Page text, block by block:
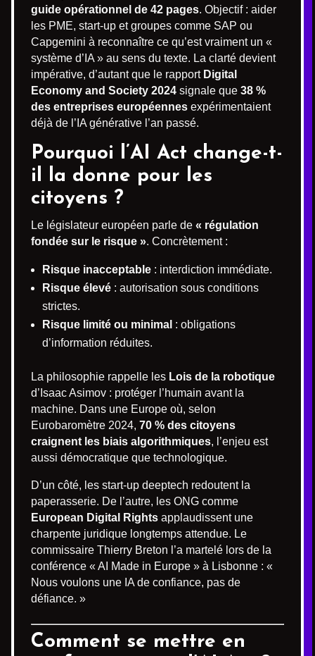
guide opérationnel de 42 pages. Objectif : aider
les PME, start-up et groupes comme SAP ou
Capgemini à reconnaître ce qu’est vraiment un «
système d’IA » au sens du texte. La clarté devient
impérative, d’autant que le rapport Digital
Economy and Society 2024 signale que 38 %
des entreprises européennes expérimentaient
déjà de l’IA générative l’an passé.
Pourquoi l’AI Act change-t-
il la donne pour les
citoyens ?
Le législateur européen parle de « régulation
fondée sur le risque ». Concrètement :
Risque inacceptable : interdiction immédiate.
Risque élevé : autorisation sous conditions
strictes.
Risque limité ou minimal : obligations
d’information réduites.
La philosophie rappelle les Lois de la robotique
d’Isaac Asimov : protéger l’humain avant la
machine. Dans une Europe où, selon
Eurobaromètre 2024, 70 % des citoyens
craignent les biais algorithmiques, l’enjeu est
aussi démocratique que technologique.
D’un côté, les start-up deeptech redoutent la
paperasserie. De l’autre, les ONG comme
European Digital Rights applaudissent une
charpente juridique longtemps attendue. Le
commissaire Thierry Breton l’a martelé lors de la
conférence « AI Made in Europe » à Lisbonne : «
Nous voulons une IA de confiance, pas de
défiance. »
Comment se mettre en